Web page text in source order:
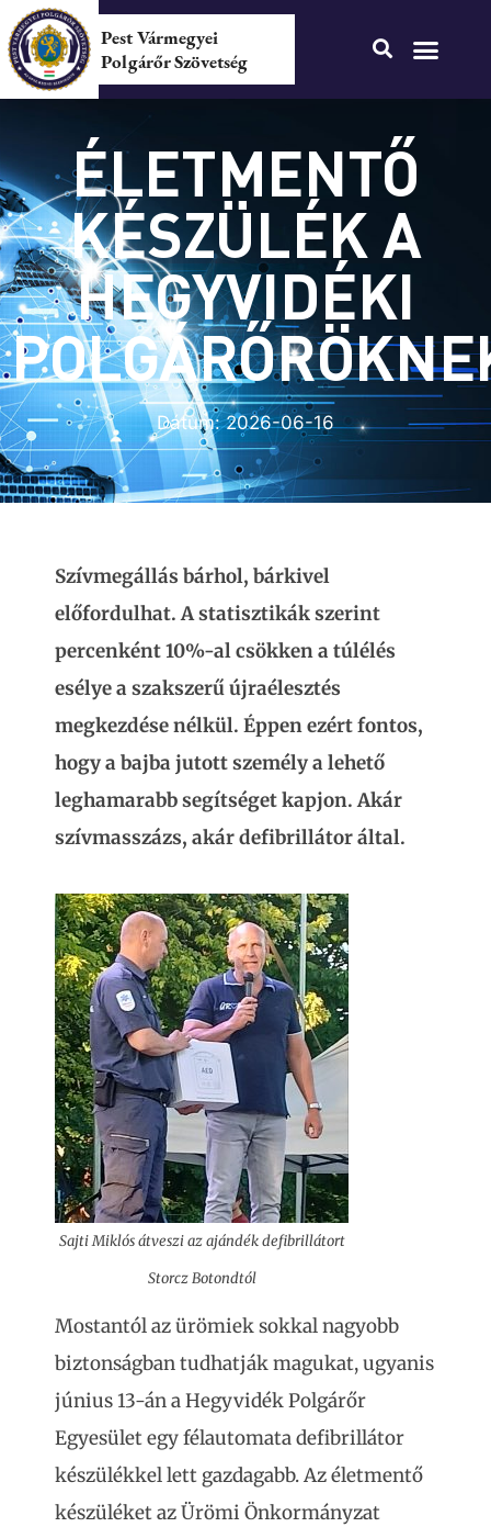
Pest Vármegyei
Polgárőr Szövetség
ÉLETMENTŐ
KÉSZÜLÉK A
HEGYVIDÉKI
Dátum:2026-06-16
Szívmegállás bárhol, bárkivel
előfordulhat. A statisztikák szerint
percenként 10%-al csökken a túlélés
esélye a szakszerű újraélesztés
megkezdése nélkül. Éppen ezért fontos,
hogy a bajba jutott személy a lehető
leghamarabb segítséget kapjon. Akár
szívmasszázs, akár defibrillátor által.
Sajti Miklós átveszi az ajándék defibrillátort
Storcz Botondtól
Mostantól az ürömiek sokkal nagyobb
biztonságban tudhatják magukat, ugyanis
június 13-án a Hegyvidék Polgárőr
Egyesület egy félautomata defibrillátor
készülékkel lett gazdagabb. Az életmentő
készüléket az Ürömi Önkormányzat